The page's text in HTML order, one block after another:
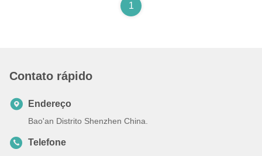
1
Contato rápido
Endereço
Bao'an Distrito Shenzhen China.
Telefone